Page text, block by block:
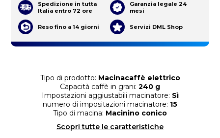
Tipo di prodotto: Macinacaffè elettrico
Capacità caffè in grani: 240 g
Impostazioni aggiustabili macinatore: Sì
numero di impositazioni macinatore: 15
Tipo di macina: Macinino conico
Scopri tutte le caratteristiche
Spedizione in tutta
Italia entro 72 ore
Garanzia legale 24
mesi
Reso fino a 14 giorni Servizi DML Shop